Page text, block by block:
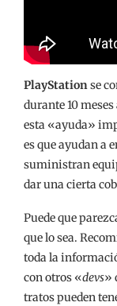
PlayStationse
durante 10
esta «ayuda»
es que ayudan a
suministran
dar una cierta
Puede que
que lo sea.
toda la
con otros «devs»
tratos pueden